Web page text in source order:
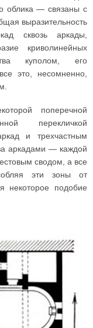
облика — связаны с
выразительность
сквозь аркады,
криволинейных
куполом, его
это, несомненно,
поперечной
перекличкой
и трехчастным
аркадами — каждой
сводом, а все
эти зоны от
некоторое подобие